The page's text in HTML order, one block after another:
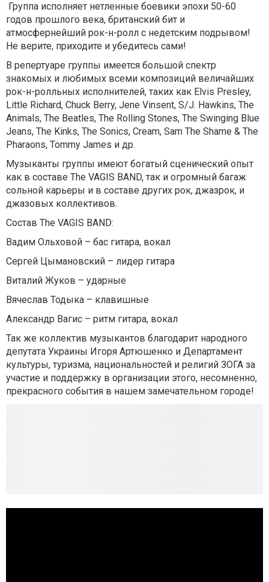
Группа исполняет нетленные боевики эпохи 50-60
годов прошлого века, британский бит и
атмосфернейший рок-н-ролл с недетским подрывом!
Не верите, приходите и убедитесь сами!
В репертуаре группы имеется большой спектр
знакомых и любимых всеми композиций величайших
рок-н-ролльных исполнителей, таких как Elvis Presley,
Little Richard, Chuck Berry, Jene Vinsent, S/J. Hawkins, The
Animals, The Beatles, The Rolling Stones, The Swinging Blue
Jeans, The Kinks, The Sonics, Cream, Sam The Shame & The
Pharaons, Tommy James и др.
Музыканты группы имеют богатый сценический опыт
как в составе The VAGIS BAND, так и огромный багаж
сольной карьеры и в составе других рок, джазрок, и
джазовых коллективов.
Состав The VAGIS BAND:
Вадим Ольховой – бас гитара, вокал
Сергей Цымановский – лидер гитара
Виталий Жуков – ударные
Вячеслав Тодыка – клавишные
Александр Вагис – ритм гитара, вокал
Так же коллектив музыкантов благодарит народного
депутата Украины Игоря Артюшенко и Департамент
культуры, туризма, национальностей и религий ЗОГА за
участие и поддержку в организации этого, несомненно,
прекрасного события в нашем замечательном городе!